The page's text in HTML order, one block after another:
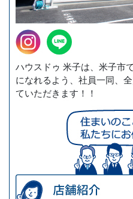
ハウスドゥ 米子は、米子市
になれるよう、社員一同、
ていただきます！！